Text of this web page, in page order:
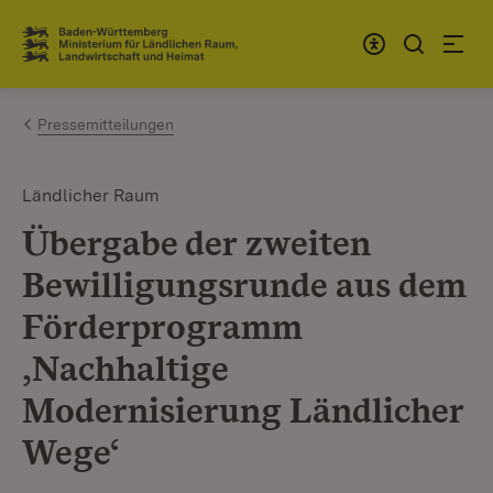
Zum Inhalt springen
Link zur Startseite
Pressemitteilungen
Ländlicher Raum
Übergabe der zweiten
Bewilligungsrunde aus dem
Förderprogramm
‚Nachhaltige
Modernisierung Ländlicher
Wege‘